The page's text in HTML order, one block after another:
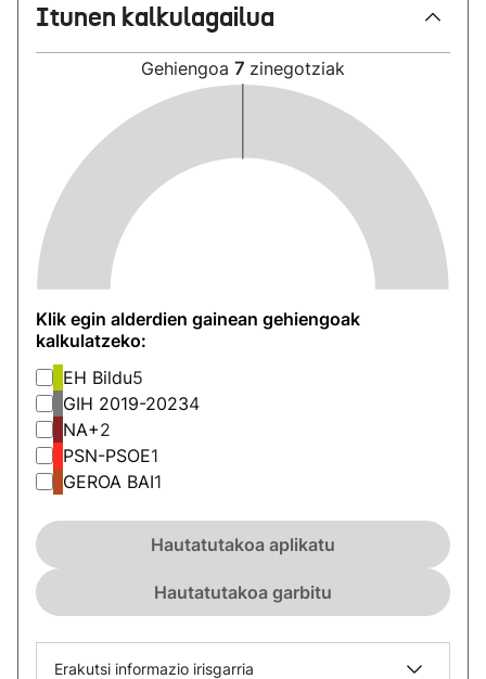
Itunen kalkulagailua
Gehiengoa 7 zinegotziak
Klik egin alderdien gainean gehiengoak
kalkulatzeko:
EH Bildu5
GIH 2019-20234
NA+2
PSN-PSOE1
GEROA BAI1
Hautatutakoa aplikatu
Hautatutakoa garbitu
Erakutsi informazio irisgarria